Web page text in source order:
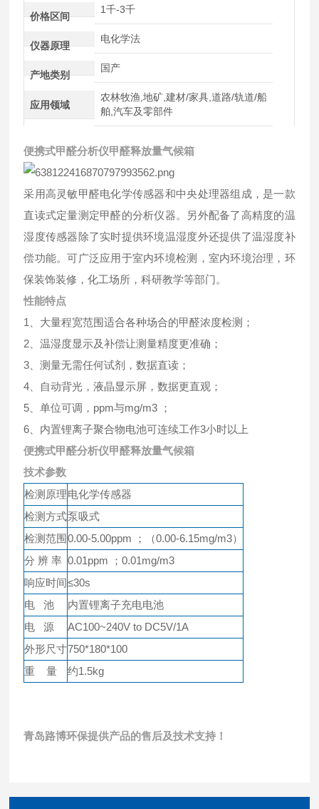
价格区间
1千-3千
仪器原理
电化学法
产地类别
国产
应用领域
农林牧渔,地矿,建材/家具,道路/轨道/船
舶,汽车及零部件
便携式甲醛分析仪甲醛释放量气候箱
采用高灵敏甲醛电化学传感器和中央处理器组成，是一款
直读式定量测定甲醛的分析仪器。另外配备了高精度的温
湿度传感器除了实时提供环境温湿度外还提供了温湿度补
偿功能。可广泛应用于室内环境检测，室内环境治理，环
保装饰装修，化工场所，科研教学等部门。
性能特点
1、大量程宽范围适合各种场合的甲醛浓度检测；
2、温湿度显示及补偿让测量精度更准确；
3、测量无需任何试剂，数据直读；
4、自动背光，液晶显示屏，数据更直观；
5、单位可调，ppm与mg/m3 ；
6、内置锂离子聚合物电池可连续工作3小时以上
便携式甲醛分析仪甲醛释放量气候箱
技术参数
检测原理电化学传感器
检测方式泵吸式
检测范围 0.00-5.00ppm ；（0.00-6.15mg/m3）
分 辨 率 0.01ppm ；0.01mg/m3
响应时间≤30s
电 池
内置锂离子充电电池
电 源
AC100~240V to DC5V/1A
外形尺寸750*180*100
重 量
约1.5kg
青岛路博环保提供产品的售后及技术支持！